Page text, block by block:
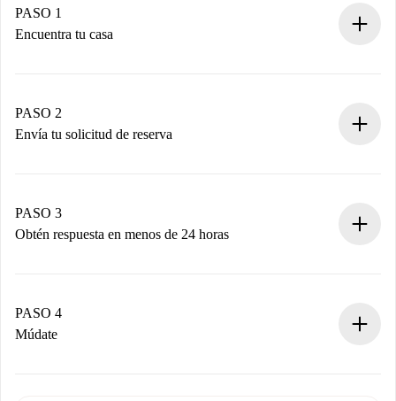
PASO 1
Encuentra tu casa
Tienes toda la información necesaria por adelantado.
PASO 2
Envía tu solicitud de reserva
propietario acepte.
PASO 3
Obtén respuesta en menos de 24 horas
contacto con el propietario.
Si es rechazada: No te haremos ningún cargo y te
PASO 4
Múdate